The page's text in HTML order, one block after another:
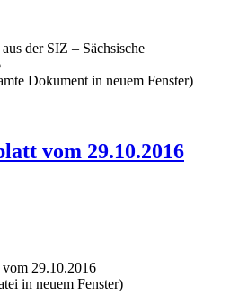
der SIZ – Sächsische
Dokument in neuem Fenster)
vom 29.10.2016
29.10.2016
in neuem Fenster)